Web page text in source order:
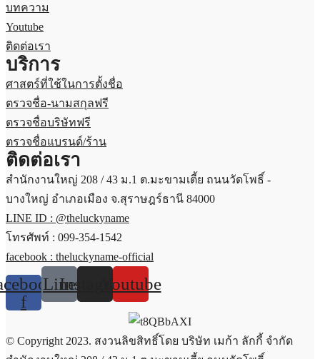
บทความ
Youtube
ติดต่อเรา
บริการ
ศาสตร์ที่ใช้ในการตั้งชื่อ
ตรวจชื่อ-นามสกุลฟรี
ตรวจชื่อบริษัทฟรี
ตรวจชื่อแบรนด์/ร้าน
ติดต่อเรา
สำนักงานใหญ่ 208 / 43 ม.1 ต.มะขามเตี้ย ถนนวัดโพธิ์ -
บางใหญ่ อำเภอเมือง จ.สุราษฎร์ธานี 84000
LINE ID : @theluckyname
โทรศัพท์ : 099-354-1542
facebook : theluckyname-official
f
LineInstagramYoutube
© Copyright 2023. สงวนลิขสิทธิ์โดย บริษัท เมก้า ลักกี้ จำกัด